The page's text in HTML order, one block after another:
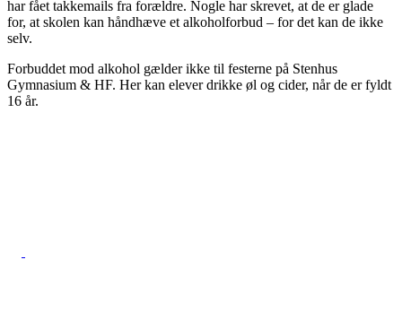
har fået takkemails fra forældre. Nogle har skrevet, at de er glade
for, at skolen kan håndhæve et alkoholforbud – for det kan de ikke
selv.
Forbuddet mod alkohol gælder ikke til festerne på Stenhus
Gymnasium & HF. Her kan elever drikke øl og cider, når de er fyldt
16 år.